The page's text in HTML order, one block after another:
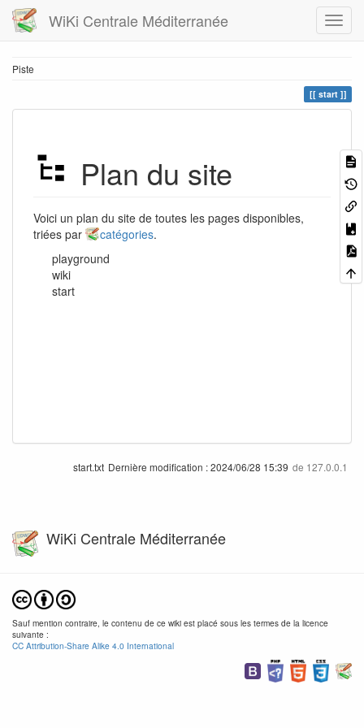
WiKi Centrale Méditerranée
Piste
start
Plan du site
Voici un plan du site de toutes les pages disponibles,
triées par
catégories.
playground
wiki
start
start.txt Dernière modification :2024/06/28 15:39 de 127.0.0.1
WiKi Centrale Méditerranée
Sauf mention contraire, le contenu de ce wiki est placé sous les termes de la licence
suivante :
CC Attribution-Share Alike 4.0 International